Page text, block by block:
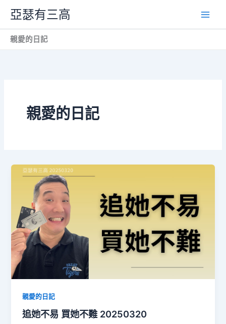
主
亞瑟有三高
親愛的日記
親愛的日記
親愛的日記
追她不易 買她不難 20250320